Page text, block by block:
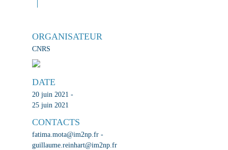
ORGANISATEUR
CNRS
DATE
20 juin 2021 -
25 juin 2021
CONTACTS
fatima.mota@im2np.fr -
guillaume.reinhart@im2np.fr